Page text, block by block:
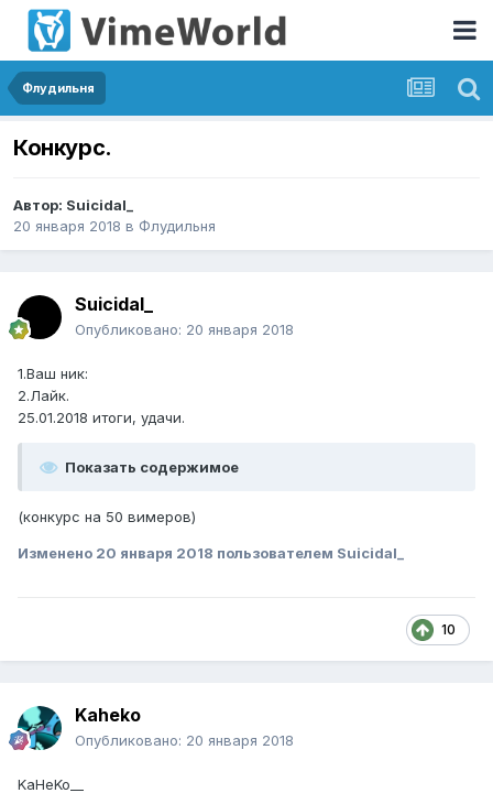
Флудильня
Конкурс.
Автор: Suicidal_
20 января 2018 в Флудильня
Suicidal_
Опубликовано: 20 января 2018
1.Ваш ник:
2.Лайк.
25.01.2018 итоги, удачи.
Показать содержимое
(конкурс на 50 вимеров)
Изменено 20 января 2018 пользователем Suicidal_
10
Kaheko
Опубликовано: 20 января 2018
KaHeKo__